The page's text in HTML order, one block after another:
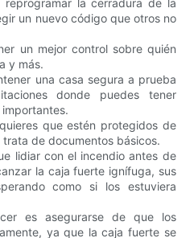
la cerradura de la
un nuevo código que otros no
un mejor control sobre quién
y más.
una casa segura a prueba
donde puedes tener
que estén protegidos de
de documentos básicos.
lidiar con el incendio antes de
la caja fuerte ignífuga, sus
como si los estuviera
es asegurarse de que los
ya que la caja fuerte se